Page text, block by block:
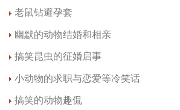
老鼠钻避孕套
幽默的动物结婚和相亲
搞笑昆虫的征婚启事
小动物的求职与恋爱等冷笑话
搞笑的动物趣侃